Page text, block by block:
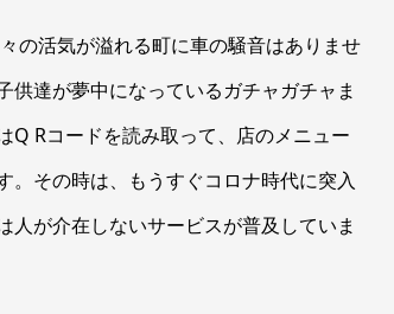
の活気が溢れる町に車の騒音はありませ
達が夢中になっているガチャガチャま
Q Rコードを読み取って、店のメニュー
。その時は、もうすぐコロナ時代に突入
人が介在しないサービスが普及していま